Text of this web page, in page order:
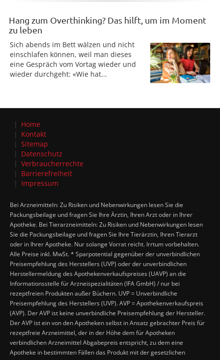
Hang zum Overthinking? Das hilft, um im Moment
zu leben
Sich abends im Bett wälzen und nicht
einschlafen können, weil man dieses
eine Gespräch vom Vortag wieder und
wieder durchgeht: «Wie hat...
Home
Kontakt
Sitemap
Datenschutz
Verbraucherrechte
Barrierefreiheit
Impressum
Bei Arzneimitteln: Zu Risiken und Nebenwirkungen lesen Sie die
Packungsbeilage und fragen Sie Ihre Ärztin, Ihren Arzt oder in Ihrer
Apotheke. Bei Tierarzneimitteln: Zu Risiken und Nebenwirkungen lesen
Sie die Packungsbeilage und fragen Sie Ihre Tierärztin, Ihren Tierarzt
oder in Ihrer Apotheke. Nur solange Vorrat reicht. Irrtum vorbehalten.
Alle Preise inkl. MwSt. * Sparpotential gegenüber der unverbindlichen
Preisempfehlung des Herstellers (UVP) oder der unverbindlichen
Herstellermeldung des Apothekenverkaufspreises (UAVP) an die
Informationsstelle für Arzneispezialitäten (IFA GmbH) / nur bei
rezeptfreien Produkten außer Büchern. UVP = Unverbindliche
Preisempfehlung des Herstellers (UVP). AVP = Apothekenverkaufspreis
(AVP). Der AVP ist keine unverbindliche Preisempfehlung der Hersteller.
Der AVP ist ein von den Apotheken selbst in Ansatz gebrachter Preis für
rezeptfreie Arzneimittel, der in der Höhe dem für Apotheken
verbindlichen Arzneimittel Abgabepreis entspricht, zu dem eine
Apotheke in bestimmten Fällen das Produkt mit der gesetzlichen